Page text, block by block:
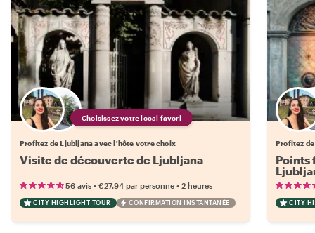
Choisissez votre local favori
Profitez de Ljubljana avec l'hôte votre choix
Visite de découverte de Ljubljana
56 avis • €27.94 par personne • 2 heures
CITY HIGHLIGHT TOUR CONFIRMATION INSTANTANÉE
Profitez
Points
CITY